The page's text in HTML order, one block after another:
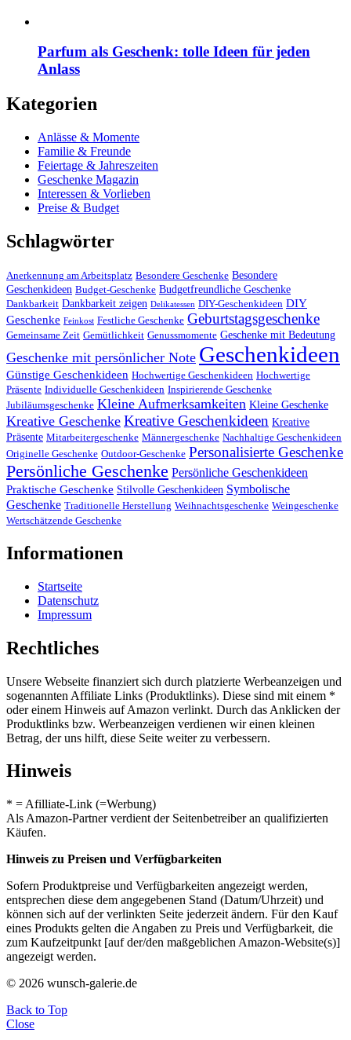
Parfum als Geschenk: tolle Ideen für jeden
Anlass
Kategorien
Anlässe & Momente
Familie & Freunde
Feiertage & Jahreszeiten
Geschenke Magazin
Interessen & Vorlieben
Preise & Budget
Schlagwörter
Anerkennung am Arbeitsplatz Besondere Geschenke Besondere
Geschenkideen Budget-Geschenke Budgetfreundliche Geschenke
Dankbarkeit Dankbarkeit zeigen Delikatessen DIY-Geschenkideen DIY
Geschenke Feinkost Festliche Geschenke Geburtstagsgeschenke
Gemeinsame Zeit Gemütlichkeit Genussmomente Geschenke mit Bedeutung
Geschenke mit persönlicher Note Geschenkideen
Günstige Geschenkideen Hochwertige Geschenkideen Hochwertige
Präsente Individuelle Geschenkideen Inspirierende Geschenke
Jubiläumsgeschenke Kleine Aufmerksamkeiten Kleine Geschenke
Kreative Geschenke Kreative Geschenkideen Kreative
Präsente Mitarbeitergeschenke Männergeschenke Nachhaltige Geschenkideen
Originelle Geschenke Outdoor-Geschenke Personalisierte Geschenke
Persönliche Geschenke Persönliche Geschenkideen
Praktische Geschenke Stilvolle Geschenkideen Symbolische
Geschenke Traditionelle Herstellung Weihnachtsgeschenke Weingeschenke
Wertschätzende Geschenke
Informationen
Startseite
Datenschutz
Impressum
Rechtliches
Unsere Webseite finanziert sich durch platzierte Werbeanzeigen und
sogenannten Affiliate Links (Produktlinks). Diese sind mit einem *
oder einem Hinweis auf Amazon verlinkt. Durch das Anklicken der
Produktlinks bzw. Werbeanzeigen verdienen wir einen kleinen
Betrag, der uns hilft, diese Seite weiter zu verbessern.
Hinweis
* = Afilliate-Link (=Werbung)
Als Amazon-Partner verdient der Seitenbetreiber an qualifizierten
Käufen.
Hinweis zu Preisen und Verfügbarkeiten
Sofern Produktpreise und Verfügbarkeiten angezeigt werden,
entsprechen diese dem angegebenen Stand (Datum/Uhrzeit) und
können sich auf der verlinkten Seite jederzeit ändern. Für den Kauf
eines Produkts gelten die Angaben zu Preis und Verfügbarkeit, die
zum Kaufzeitpunkt [auf der/den maßgeblichen Amazon-Website(s)]
angezeigt werden.
© 2026 wunsch-galerie.de
Back to Top
Close